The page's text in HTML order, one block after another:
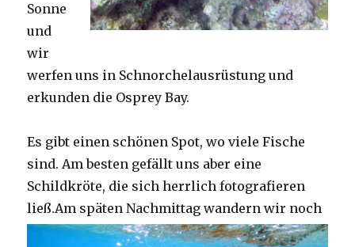
Sonne
und
wir
werfen uns in Schnorchelausrüstung und
erkunden die Osprey Bay.
Es gibt einen schönen Spot, wo viele Fische
sind. Am besten gefällt uns aber eine
Schildkröte, die sich herrlich fotografieren
ließ.Am späten Nachmittag wandern wir noch